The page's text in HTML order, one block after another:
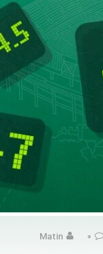
۰ Matin